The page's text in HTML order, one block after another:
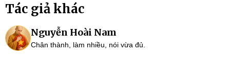
Tác giả khác
Nguyễn Hoài Nam
Chân thành, làm nhiều, nói vừa đủ.